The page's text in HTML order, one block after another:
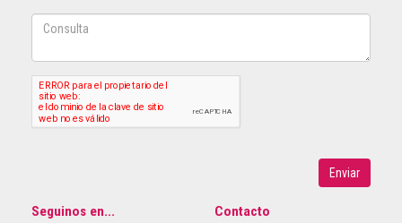
Enviar
Seguinos en... Contacto